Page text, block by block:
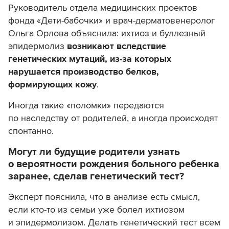
Руководитель отдела медицинских проектов
фонда «Дети-бабочки» и врач-дерматовенеролог
Ольга Орлова объяснила: ихтиоз и буллезный
эпидермолиз возникают вследствие
генетических мутаций, из-за которых
нарушается производство белков,
формирующих кожу.
Иногда такие «поломки» передаются
по наследству от родителей, а иногда происходят
спонтанно.
Могут ли будущие родители узнать
о вероятности рождения больного ребенка
заранее, сделав генетический тест?
Эксперт пояснила, что в анализе есть смысл,
если кто-то из семьи уже болел ихтиозом
и эпидермолизом. Делать генетический тест всем